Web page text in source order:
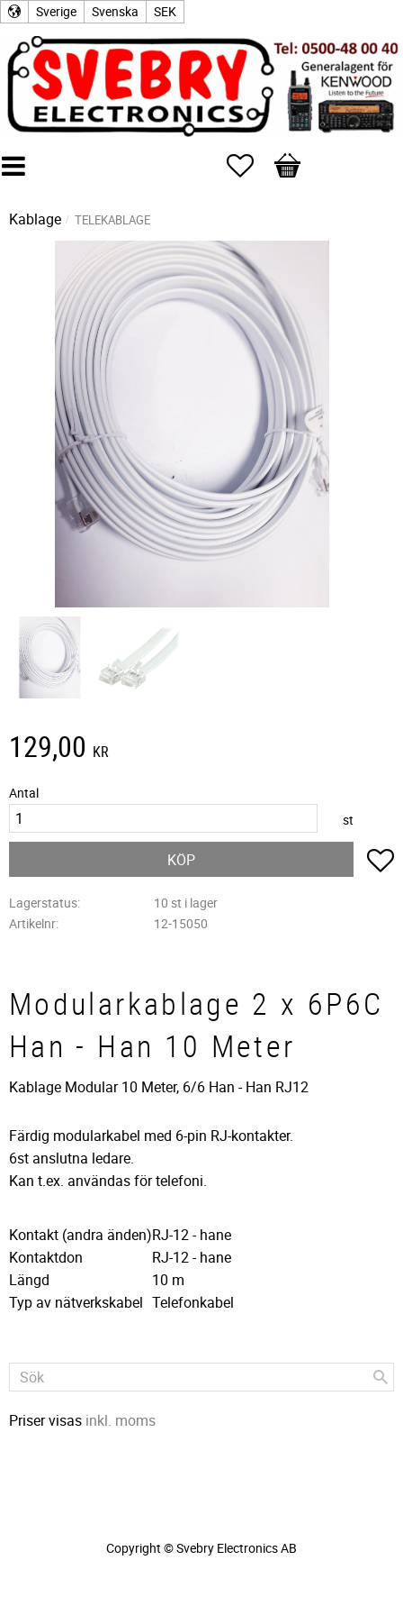
Sverige Svenska SEK
Favoriter
Kundvagn
Kablage TELEKABLAGE
129,00 KR
Antal
st
KÖP
Lagerstatus
10 st i lager
Artikelnr
12-15050
Modularkablage 2 x 6P6C
Han - Han 10 Meter
Kablage Modular 10 Meter, 6/6 Han - Han RJ12
Färdig modularkabel med 6-pin RJ-kontakter.
6st anslutna ledare.
Kan t.ex. användas för telefoni.
Kontakt (andra änden)RJ-12 - hane
Kontaktdon
RJ-12 - hane
Längd
10 m
Typ av nätverkskabel Telefonkabel
Priser visas inkl. moms
Copyright © Svebry Electronics AB